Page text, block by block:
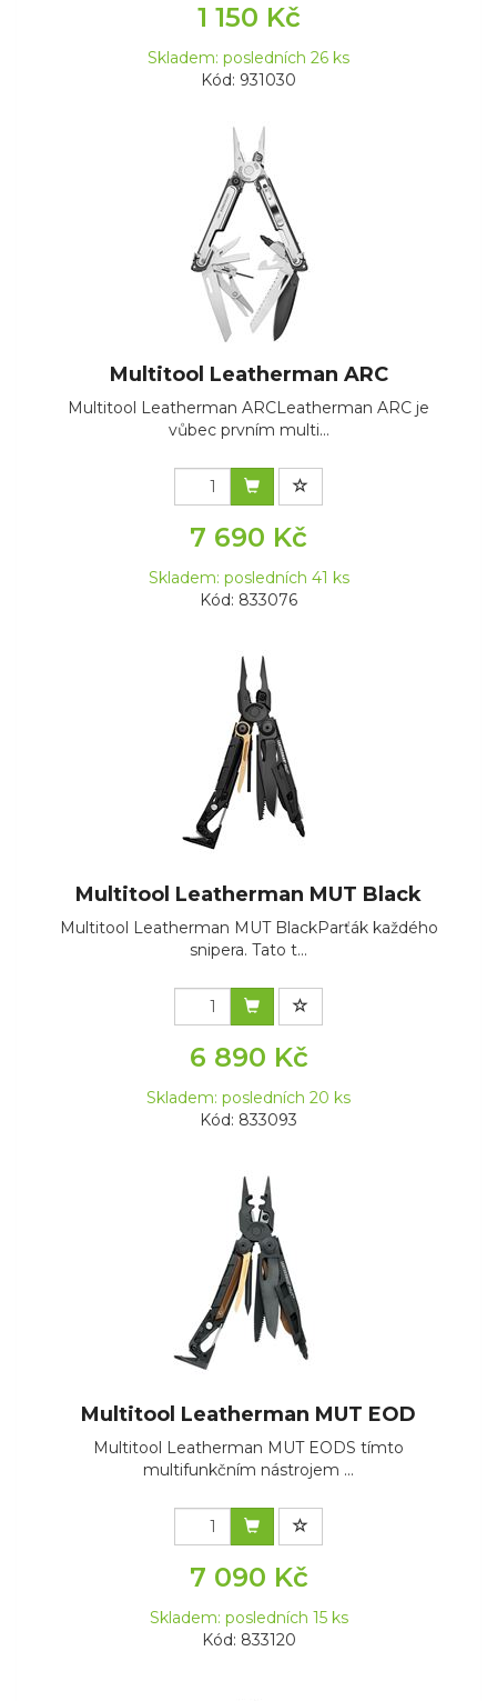
1 150 Kč
Skladem: posledních 26 ks
Kód: 931030
Multitool Leatherman ARC
Multitool Leatherman ARCLeatherman ARC je
vůbec prvním multi...
7 690 Kč
Skladem: posledních 41 ks
Kód: 833076
Multitool Leatherman MUT Black
Multitool Leatherman MUT BlackParťák každého
snipera. Tato t...
6 890 Kč
Skladem: posledních 20 ks
Kód: 833093
Multitool Leatherman MUT EOD
Multitool Leatherman MUT EODS tímto
multifunkčním nástrojem ...
7 090 Kč
Skladem: posledních 15 ks
Kód: 833120